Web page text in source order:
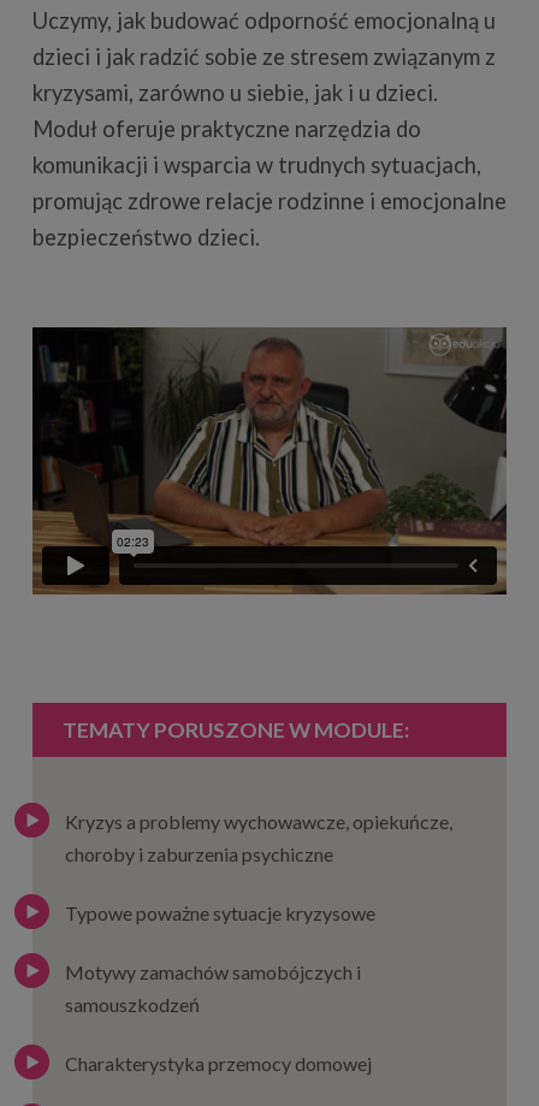
Uczymy, jak budować odporność emocjonalną u
dzieci i jak radzić sobie ze stresem związanym z
kryzysami, zarówno u siebie, jak i u dzieci.
Moduł oferuje praktyczne narzędzia do
komunikacji i wsparcia w trudnych sytuacjach,
promując zdrowe relacje rodzinne i emocjonalne
bezpieczeństwo dzieci.
TEMATY PORUSZONE W MODULE:
Kryzys a problemy wychowawcze, opiekuńcze,
choroby i zaburzenia psychiczne
Typowe poważne sytuacje kryzysowe
Motywy zamachów samobójczych i
samouszkodzeń
Charakterystyka przemocy domowej